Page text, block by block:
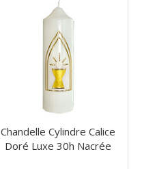
Chandelle Cylindre Calice
Doré Luxe 30h Nacrée